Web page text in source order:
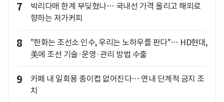
7
박리다매 한계 부딪혔나… 국내선 가격 올리고 해외로
향하는 저가커피
8
"한화는 조선소 인수, 우리는 노하우를 판다"… HD현대,
美에 조선 기술·운영·관리 방법 수출
9
카페 내 일회용 종이컵 없어진다… 연내 단계적 금지 조
치